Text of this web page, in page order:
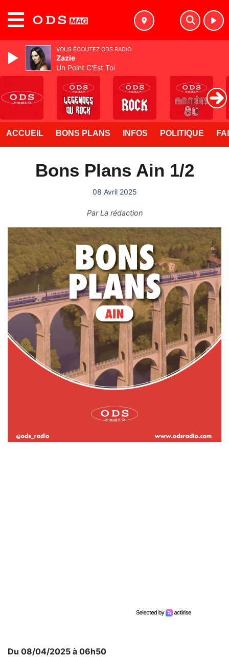
ACCUEIL BONS PLANS INFOS POLITIQUE
Bons Plans Ain 1/2
08 Avril 2025
ParLa rédaction
Du 08/04/2025 à 06h50
VOUS ÉCOUTEZ ODS RADIO
Zazie
Un Point C'Est Toi